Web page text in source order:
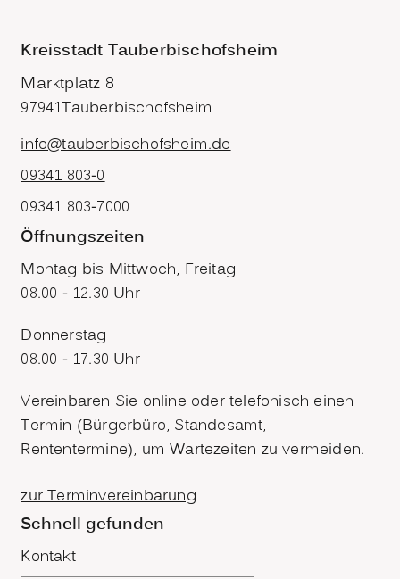
Kreisstadt Tauberbischofsheim
Marktplatz 8
97941Tauberbischofsheim
info@tauberbischofsheim.de
09341 803-0
09341 803-7000
Öffnungszeiten
Montag bis Mittwoch, Freitag
08.00 - 12.30 Uhr
Donnerstag
08.00 - 17.30 Uhr
Vereinbaren Sie online oder telefonisch einen
Termin (Bürgerbüro, Standesamt,
Rententermine), um Wartezeiten zu vermeiden.
zur Terminvereinbarung
Schnell gefunden
Kontakt